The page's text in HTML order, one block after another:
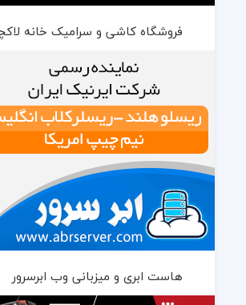
فروشگاه کاشی و سرامیک خانه
هاست ابری و میزبانی وب ابرسرور